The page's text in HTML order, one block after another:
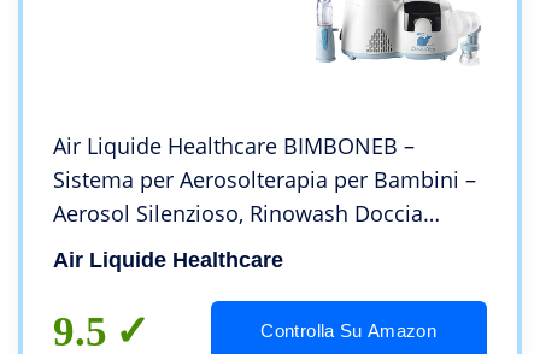
Air Liquide Healthcare BIMBONEB –
Sistema per Aerosolterapia per Bambini –
Aerosol Silenzioso, Rinowash Doccia
Nasale e Perfecta, con Nebulizzatore
Prima Infanzia, 5 Anni di Garanzia, Made in
Italy
Air Liquide Healthcare
9.5 Controlla Su Amazon